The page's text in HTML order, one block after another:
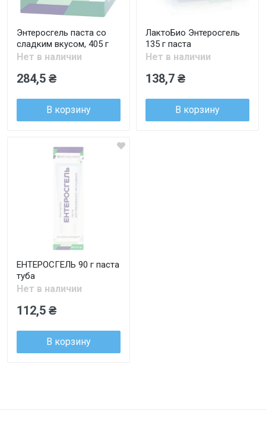
Энтеросгель паста со
сладким вкусом, 405 г
Нет в наличии
284,5 ₴
В корзину
ЛактоБио Энтеросгель
135 г паста
Нет в наличии
138,7 ₴
В корзину
ЕНТЕРОСГЕЛЬ 90 г паста
туба
Нет в наличии
112,5 ₴
В корзину